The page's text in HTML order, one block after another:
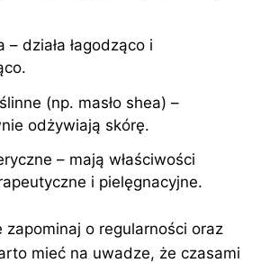
– działa łagodząco i
(np. masło shea) –
odżywiają skórę.
– mają właściwości
i pielęgnacyjne.
zapominaj o regularności oraz
mieć na uwadze, że czasami